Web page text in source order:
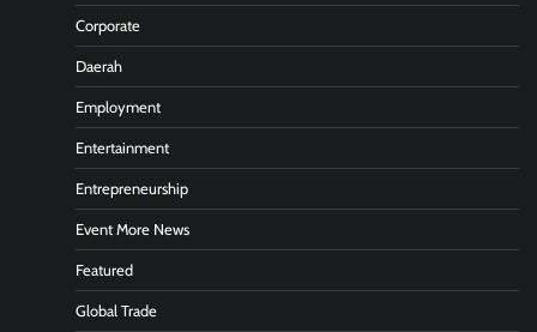
Corporate
Daerah
Employment
Entertainment
Entrepreneurship
Event More News
Featured
Global Trade